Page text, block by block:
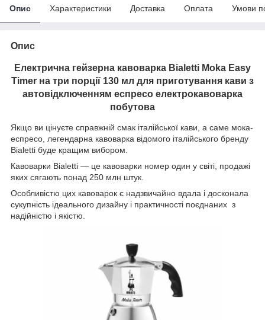
Опис Характеристики Доставка Оплата Умови
Опис
Електрична гейзерна кавоварка Bialetti Moka Easy
Timer на три порції 130 мл для приготування кави з
автовідключенням еспресо електрокавоварка
побутова
Якщо ви цінуєте справжній смак італійської кави, а саме мока-
еспресо, легендарна кавоварка відомого італійського бренду
Bialetti буде кращим вибором.
Кавоварки Bialetti ― це кавоварки номер один у світі, продажі
яких сягають понад 250 млн штук.
Особливістю цих кавоварок є надзвичайно вдала і досконала
сукупність ідеального дизайну і практичності поєднаних з
надійністю і якістю.